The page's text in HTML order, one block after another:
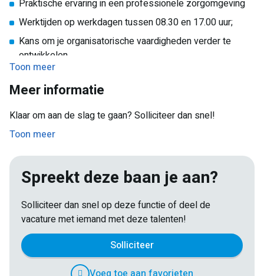
Beschikbaar voor 16 tot 24 uur per week; voorkeur gaat
uit naar studenten die langere tijd beschikbaar zijn,
bijvoorbeeld doorlopen in de zomer vakantie en daarna.
Praktische ervaring in een professionele zorgomgeving
Werktijden op werkdagen tussen 08.30 en 17.00 uur;
Kans om je organisatorische vaardigheden verder te
ontwikkelen
Een afwisselende functie binnen een professionele en
betrokken werkomgeving
Een prettige werksfeer met ruimte voor ontwikkeling.
Toon meer
Meer informatie
Klaar om aan de slag te gaan? Solliciteer dan snel!
Toon meer
Spreekt deze baan je aan?
Solliciteer dan snel op deze functie of deel de
vacature met iemand met deze talenten!
Solliciteer